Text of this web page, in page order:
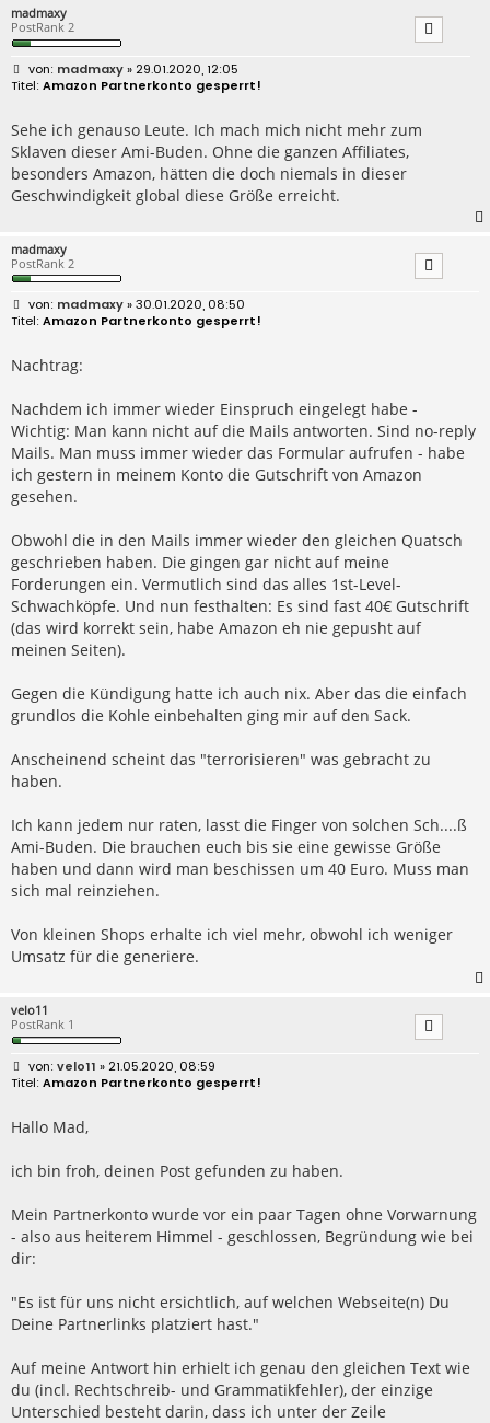
madmaxy
PostRank 2
B
e
r
a
g
madmaxy» 29.01.2020, 12:05
Amazon Partnerkonto gesperrt!
Sehe ich genauso Leute. Ich mach mich nicht mehr zum
Sklaven dieser Ami-Buden. Ohne die ganzen Affiliates,
besonders Amazon, hätten die doch niemals in dieser
Geschwindigkeit global diese Größe erreicht.
madmaxy
PostRank 2
B
e
r
a
madmaxy» 30.01.2020, 08:50
Amazon Partnerkonto gesperrt!
Nachtrag:
Nachdem ich immer wieder Einspruch eingelegt habe -
Wichtig: Man kann nicht auf die Mails antworten. Sind no-reply
Mails. Man muss immer wieder das Formular aufrufen - habe
ich gestern in meinem Konto die Gutschrift von Amazon
gesehen.
Obwohl die in den Mails immer wieder den gleichen Quatsch
geschrieben haben. Die gingen gar nicht auf meine
Forderungen ein. Vermutlich sind das alles 1st-Level-
Schwachköpfe. Und nun festhalten: Es sind fast 40€ Gutschrift
(das wird korrekt sein, habe Amazon eh nie gepusht auf
meinen Seiten).
Gegen die Kündigung hatte ich auch nix. Aber das die einfach
grundlos die Kohle einbehalten ging mir auf den Sack.
Anscheinend scheint das "terrorisieren" was gebracht zu
haben.
Ich kann jedem nur raten, lasst die Finger von solchen Sch....ß
Ami-Buden. Die brauchen euch bis sie eine gewisse Größe
haben und dann wird man beschissen um 40 Euro. Muss man
sich mal reinziehen.
Von kleinen Shops erhalte ich viel mehr, obwohl ich weniger
Umsatz für die generiere.
velo11
PostRank 1
B
e
r
a
velo11 » 21.05.2020, 08:59
Amazon Partnerkonto gesperrt!
Hallo Mad,
ich bin froh, deinen Post gefunden zu haben.
Mein Partnerkonto wurde vor ein paar Tagen ohne Vorwarnung
- also aus heiterem Himmel - geschlossen, Begründung wie bei
dir:
"Es ist für uns nicht ersichtlich, auf welchen Webseite(n) Du
Deine Partnerlinks platziert hast."
Auf meine Antwort hin erhielt ich genau den gleichen Text wie
du (incl. Rechtschreib- und Grammatikfehler), der einzige
Unterschied besteht darin, dass ich unter der Zeile